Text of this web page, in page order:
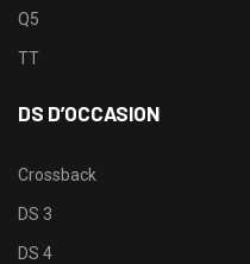
Q5
TT
DS D’OCCASION
Crossback
DS 3
DS 4